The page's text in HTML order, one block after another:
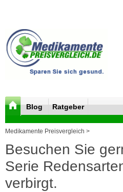
Blog Ratgeber
Medikamente Preisvergleich >
Besuchen Sie
Serie
verbirgt.